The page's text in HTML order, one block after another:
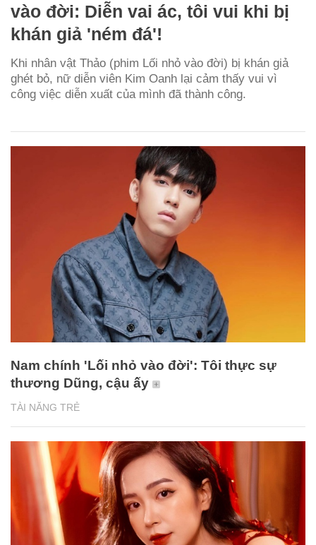
vào đời: Diễn vai ác, tôi vui khi bị
khán giả 'ném đá'!
Khi nhân vật Thảo (phim Lối nhỏ vào đời) bị khán giả
ghét bỏ, nữ diễn viên Kim Oanh lại cảm thấy vui vì
công việc diễn xuất của mình đã thành công.
TÀI NĂNG TRẺ
Nam chính 'Lối nhỏ vào đời': Tôi thực sự
thương Dũng, cậu ấy